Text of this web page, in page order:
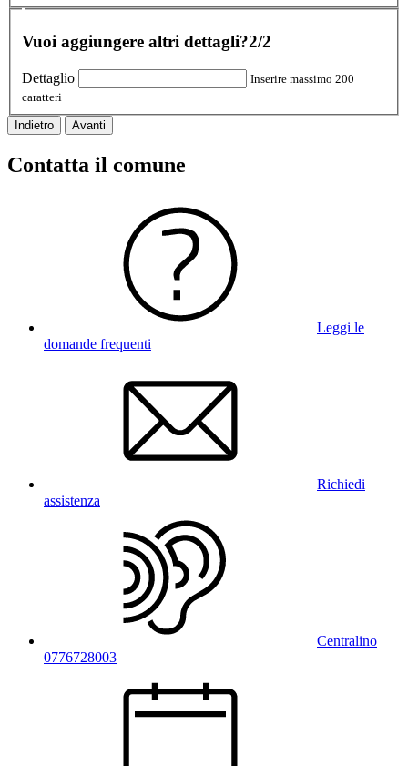
Vuoi aggiungere altri dettagli?2/2
Dettaglio
Inserire massimo 200
caratteri
Indietro Avanti
Contatta il comune
Leggi le
domande frequenti
Richiedi
assistenza
Centralino
0776728003